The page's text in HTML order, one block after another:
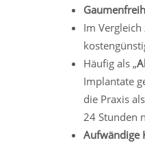
Im
Häufig als „
Implantate
die Praxis
24 Stunden
Aufwändige